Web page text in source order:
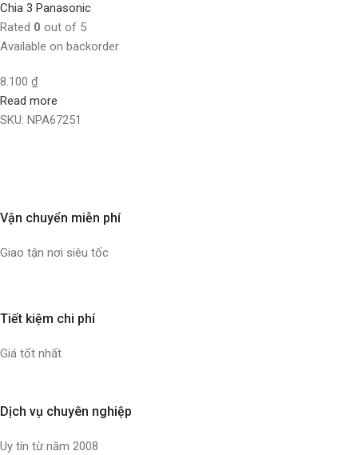
Chia 3 Panasonic
Rated 0 out of 5
Available on backorder
8.100 ₫
Read more
SKU: NPA67251
Vận chuyển miễn phí
Giao tận nơi siêu tốc
Tiết kiệm chi phí
Giá tốt nhất
Dịch vụ chuyên nghiệp
Uy tín từ năm 2008